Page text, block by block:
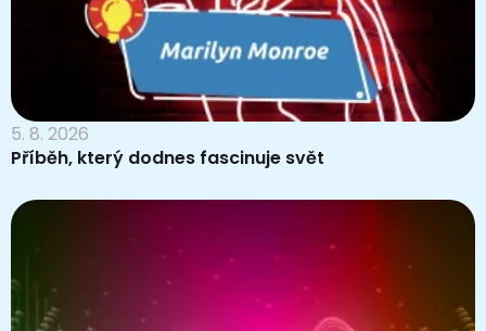
5. 8. 2026
Příběh, který dodnes fascinuje svět